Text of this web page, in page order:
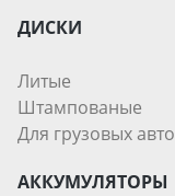
ДИСКИ
Литые
Штампованые
Для грузовых авто
АККУМУЛЯТОРЫ